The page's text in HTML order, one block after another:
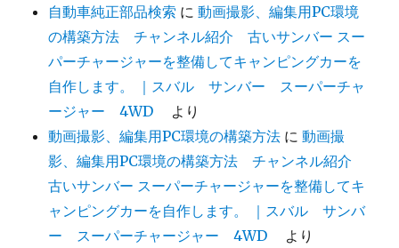
自動車純正部品検索 に動画撮影、編集用PC環境
の構築方法 チャンネル紹介 古いサンバー スー
パーチャージャーを整備してキャンピングカーを
自作します。 ｜スバル サンバー スーパーチャ
ージャー 4WD
より
動画撮影、編集用PC環境の構築方法 に動画撮
影、編集用PC環境の構築方法 チャンネル紹介
古いサンバー スーパーチャージャーを整備してキ
ャンピングカーを自作します。 ｜スバル サンバ
ー スーパーチャージャー 4WD
より